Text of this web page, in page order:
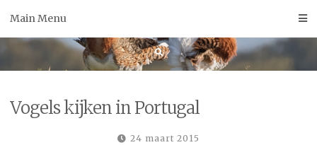
Main Menu
Vogels kijken in Portugal
24 maart 2015